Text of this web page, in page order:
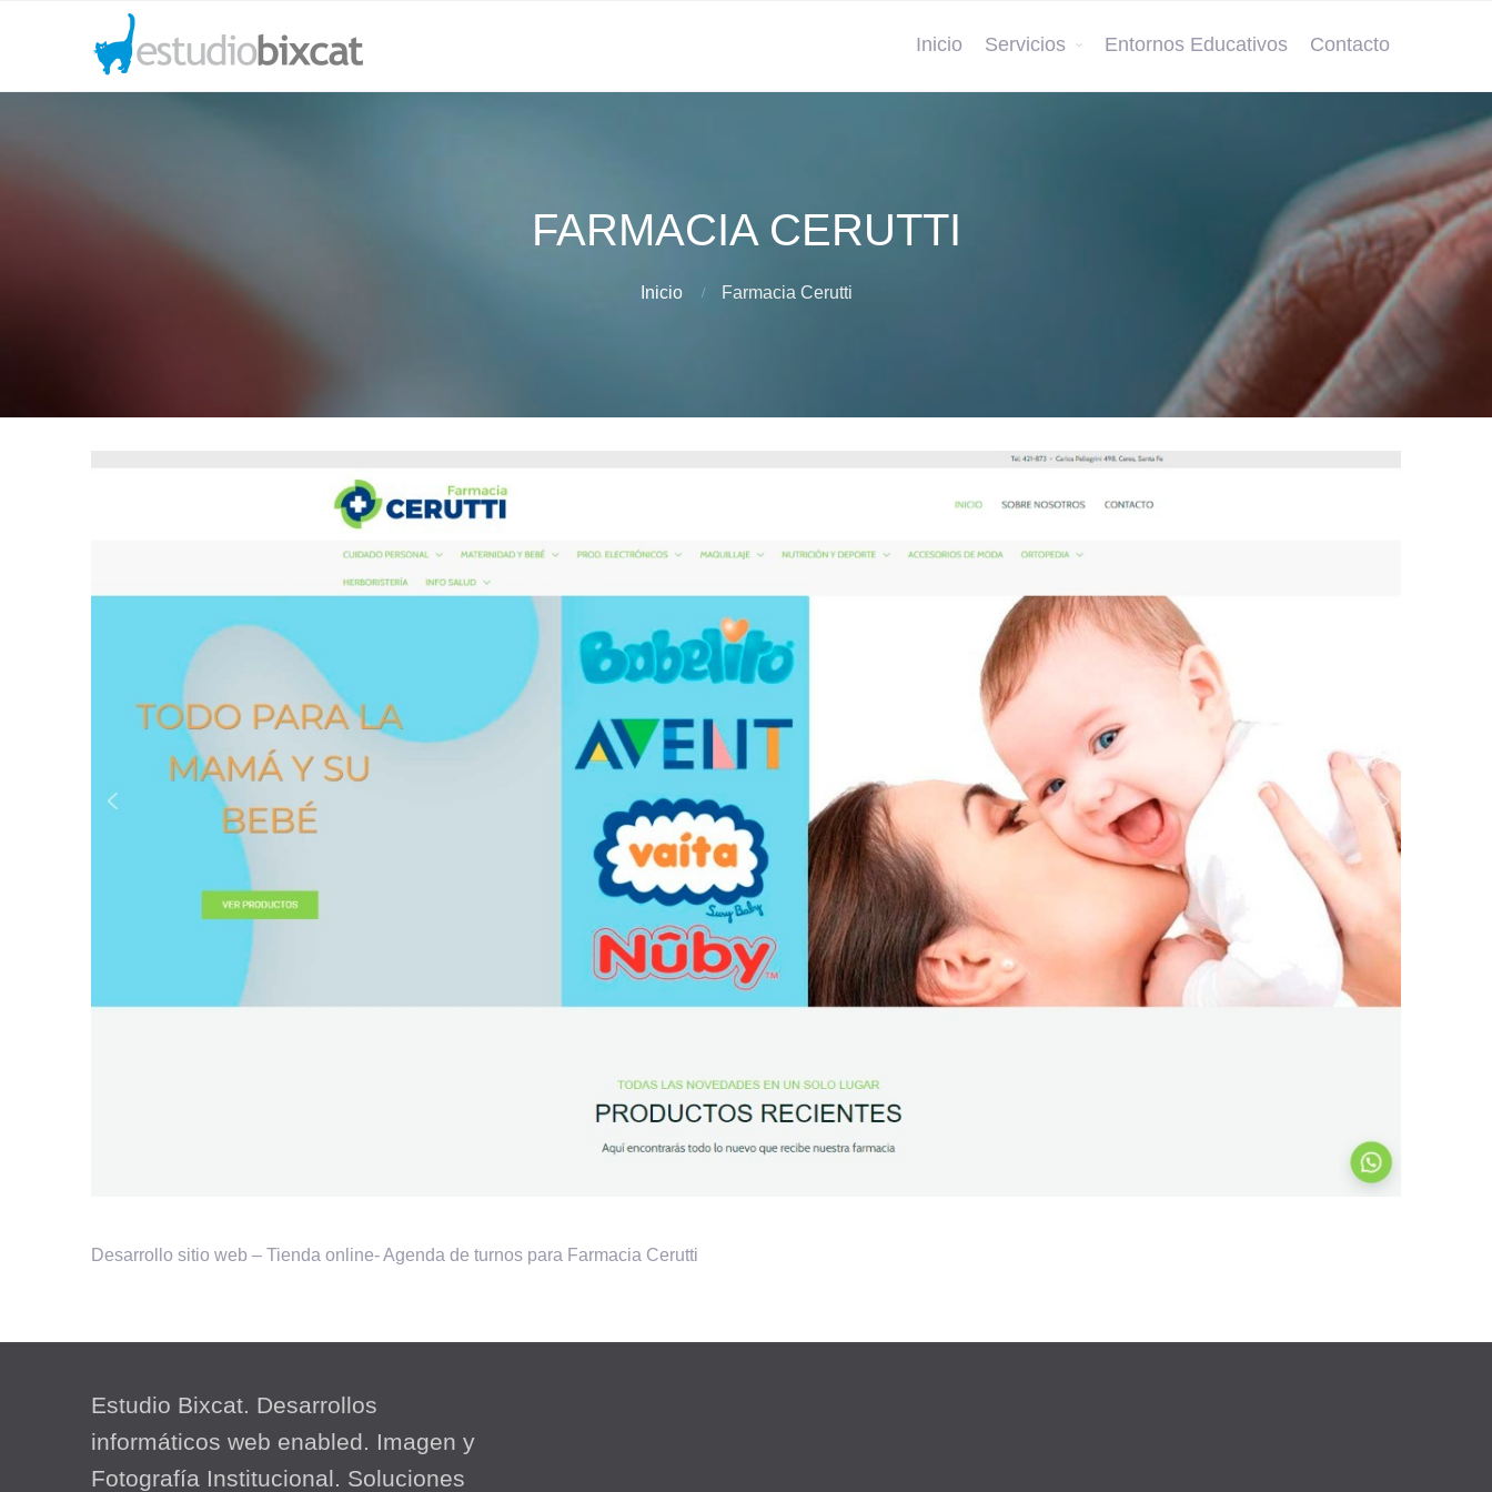
Inicio Servicios Entornos Educativos Contacto
FARMACIA CERUTTI
Inicio Farmacia Cerutti
Desarrollo sitio web – Tienda online- Agenda de turnos para Farmacia Cerutti
Estudio Bixcat. Desarrollos
informáticos web enabled. Imagen y
Fotografía Institucional. Soluciones